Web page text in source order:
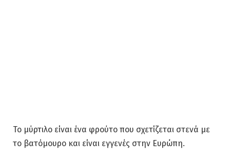
Το μύρτιλο είναι ένα φρούτο που σχετίζεται στενά με
το βατόμουρο και είναι εγγενές στην Ευρώπη.